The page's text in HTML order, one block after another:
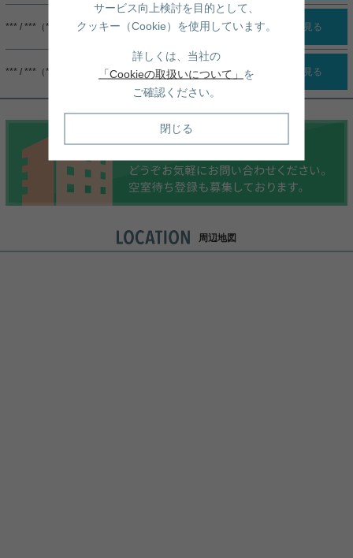
*** / ***（***） 詳細を見る
*** / ***（***） 詳細を見る
周辺地図
サービス向上検討を目的として、
クッキー（Cookie）を使用しています。
詳しくは、当社の
「Cookieの取扱いについて」 を
ご確認ください。
閉じる